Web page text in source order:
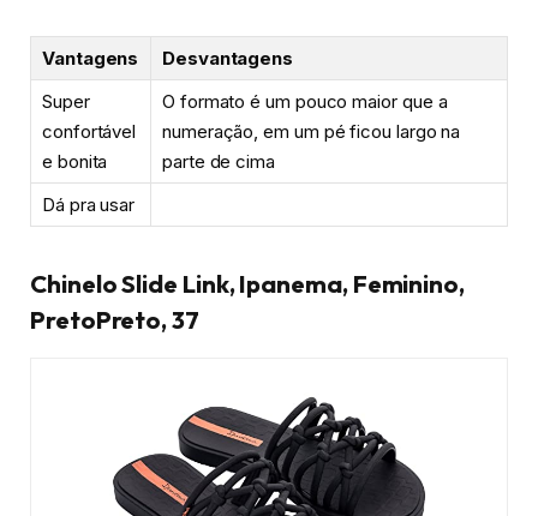
Vantagens
Desvantagens
Super
confortável
e bonita
O formato é um pouco maior que a
numeração, em um pé ficou largo na
parte de cima
Dá pra usar
Chinelo Slide Link, Ipanema, Feminino,
PretoPreto, 37